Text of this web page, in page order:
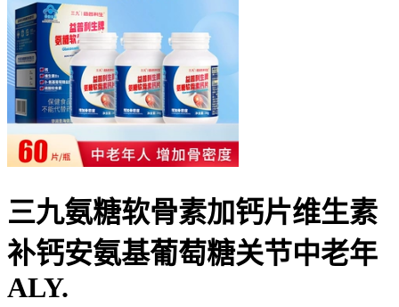
三九氨糖软骨素加钙片维生素
补钙安氨基葡萄糖关节中老年
ALY.